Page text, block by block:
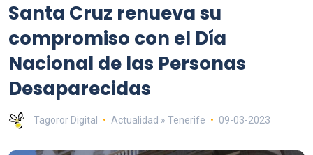
Santa Cruz renueva su
compromiso con el Día
Nacional de las Personas
Desaparecidas
Tagoror Digital Actualidad » Tenerife 09-03-2023